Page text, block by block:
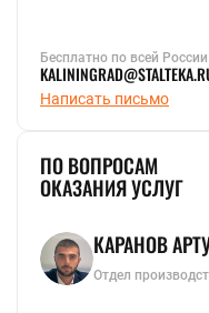
Бесплатно по всей России
Написать письмо
ПО ВОПРОСАМ
ОКАЗАНИЯ УСЛУГ
КАРАНОВ
Отдел